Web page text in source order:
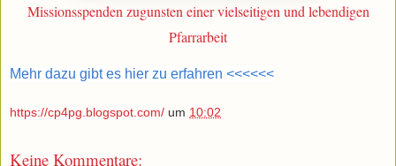
Missionsspenden zugunsten einer vielseitigen und lebendigen
Pfarrarbeit
Mehr dazu gibt es hier zu erfahren <<<<<<
https://cp4pg.blogspot.com/ um 10:02
Keine Kommentare: